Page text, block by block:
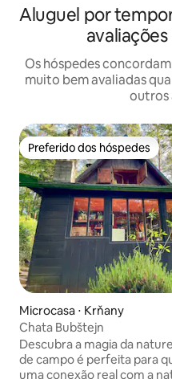
Aluguel por
Os hóspedes
muito bem avaliadas
outros
Preferido dos hóspedes
Preferido dos hóspedes
Microcasa ⋅ Krňany
Chata Bubštejn
Descubra a magia da natureza! A
de campo é perfeita para
uma conexão real com a